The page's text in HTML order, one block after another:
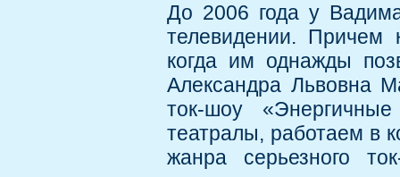
До 2006 года у
телевидении. Причем
когда им однажды
Александра Львовна
ток-шоу
театралы, работаем в
жанра серьезного